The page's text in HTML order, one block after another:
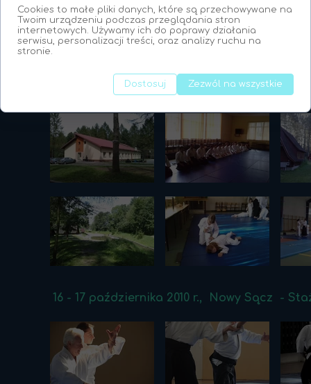
16 - 17 października 2010 r., Nowy Sącz -
25-29 sierpnia 2010 r., Golkowice - I Letnia
Cookies to małe pliki danych, które są przechowywane na
Twoim urządzeniu podczas przeglądania stron
internetowych. Używamy ich do poprawy działania
serwisu, personalizacji treści, oraz analizy ruchu na
stronie.
Dostosuj Zezwól na wszystkie